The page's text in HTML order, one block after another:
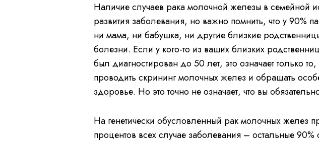
Наличие случаев рака молочной железы в семейной
развития заболевания, но важно помнить, что у 90%
ни мама, ни бабушка, ни другие близкие
болезни. Если у кого-то из ваших близких
был диагностирован до 50 лет, это означает только то,
проводить скрининг молочных желез и обращать
здоровье. Но это точно не означает, что вы
На генетически обусловленный рак молочных желез
процентов всех случае заболевания – остальные 90%